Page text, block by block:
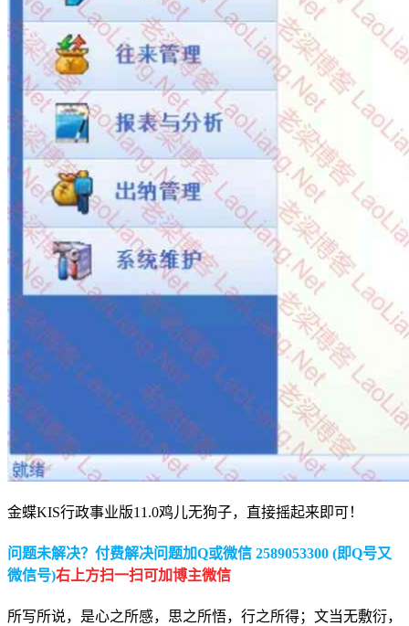
金蝶KIS行政事业版11.0鸡儿无狗子，直接摇起来即可！
问题未解决？付费解决问题加Q或微信 2589053300 (即Q号又
微信号)右上方扫一扫可加博主微信
所写所说，是心之所感，思之所悟，行之所得；文当无敷衍，